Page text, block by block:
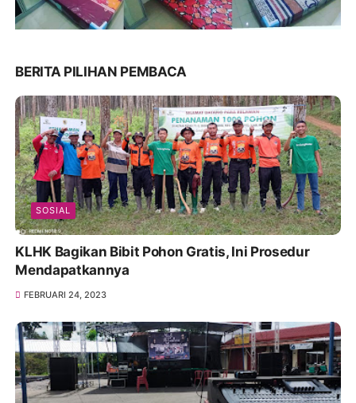
BERITA PILIHAN PEMBACA
SOSIAL
KLHK Bagikan Bibit Pohon Gratis, Ini Prosedur
Mendapatkannya
FEBRUARI 24, 2023